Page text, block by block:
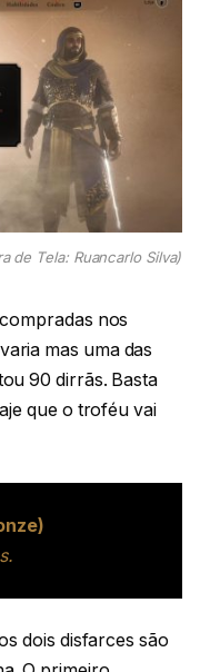
de Tela: Ruancarlo Silva)
nos
mas uma das
90 dirrãs. Basta
que o troféu vai
dois disfarces são